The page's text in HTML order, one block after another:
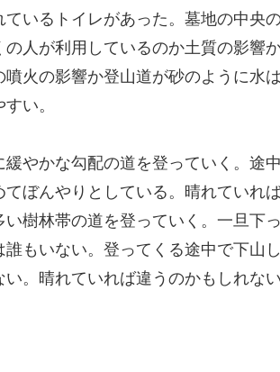
いるトイレがあった。墓地の中央
人が利用しているのか土質の影響
火の影響か登山道が砂のように水
い。
やかな勾配の道を登っていく。途
ぼんやりとしている。晴れていれ
樹林帯の道を登っていく。一旦下
もいない。登ってくる途中で下山
。晴れていれば違うのかもしれな